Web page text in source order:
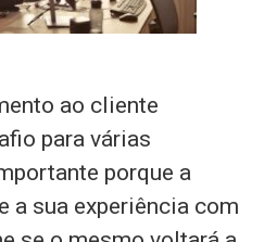
ao cliente
para várias
porque a
a sua experiência com